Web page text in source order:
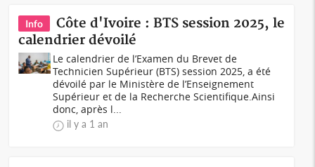
Info
Côte d'Ivoire : BTS session 2025, le
calendrier dévoilé
Le calendrier de l’Examen du Brevet de
Technicien Supérieur (BTS) session 2025, a été
dévoilé par le Ministère de l’Enseignement
Supérieur et de la Recherche Scientifique.Ainsi
donc, après l...
il y a 1 an